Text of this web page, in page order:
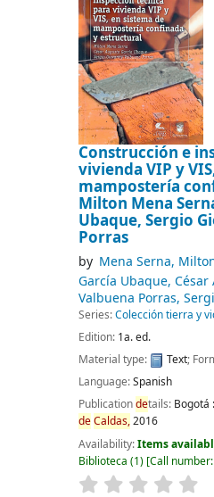
Construcción e
vivienda VIP y
mampostería
Milton Mena
Ubaque, Sergio
Porras
by Mena Serna,
García Ubaque, César
Valbuena Porras,
Series:Colección tierra y
Edition: 1a. ed.
Material type:
Text;
Language:Spanish
Publicationdetails: Bogotá :
deCaldas,2016
Availability:Items
Biblioteca (1) Call number: